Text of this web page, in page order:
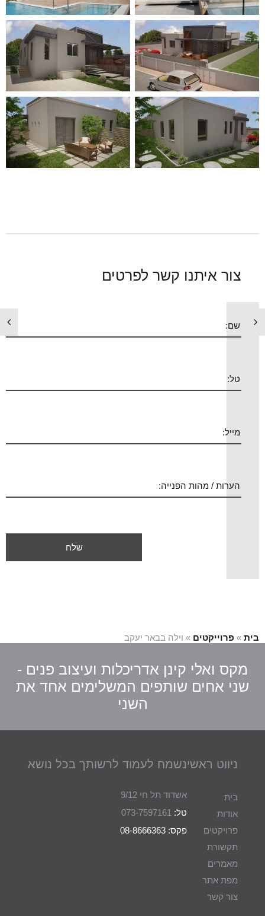
צור איתנו קשר לפרטים
בית » פרוייקטים » וילה בבאר יעקב
מקס ואלי קינן אדריכלות ועיצוב פנים -
שני אחים שותפים המשלימים אחד את
השני
ניווט ראשי
בית
אודות
פרויקטים
תקשורת
מאמרים
מפת אתר
צור קשר
נשמח לעמוד לרשותך בכל נושא
אשדוד תל חי 9/12
טל: 073-7597161
פקס: 08-8666363